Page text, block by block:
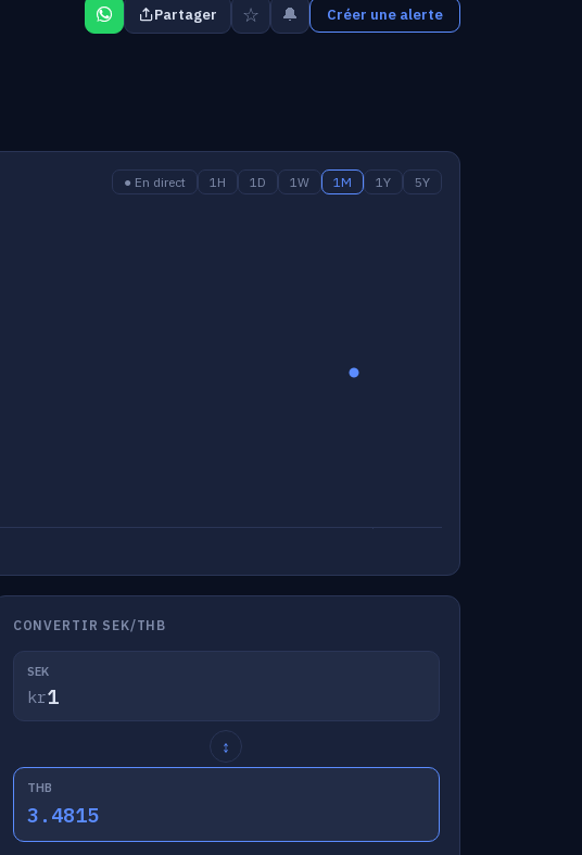
Partager ☆ 🔔 Créer une alerte
● En direct 1H 1D 1W 1M 1Y 5Y
CONVERTIR SEK/THB
SEK
kr
↕
THB
3.4815